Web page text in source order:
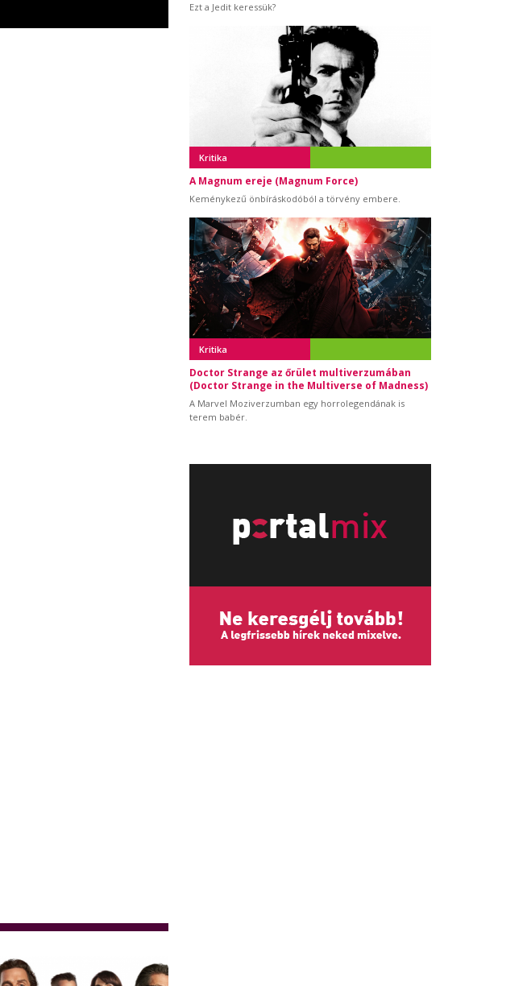
Ezt a Jedit keressük?
Kritika
A Magnum ereje (Magnum Force)
Keménykezű önbíráskodóból a törvény embere.
Kritika
Doctor Strange az őrület multiverzumában
(Doctor Strange in the Multiverse of Madness)
A Marvel Moziverzumban egy horrolegendának is
terem babér.